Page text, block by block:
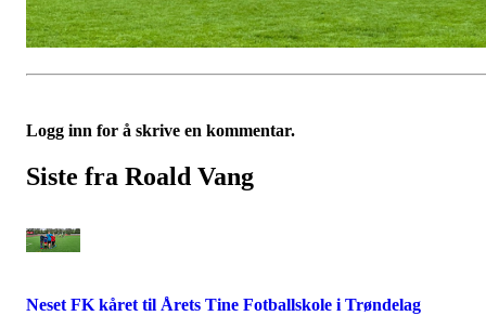
Logg inn for å skrive en kommentar.
Siste fra Roald Vang
Neset FK kåret til Årets Tine Fotballskole i Trøndelag